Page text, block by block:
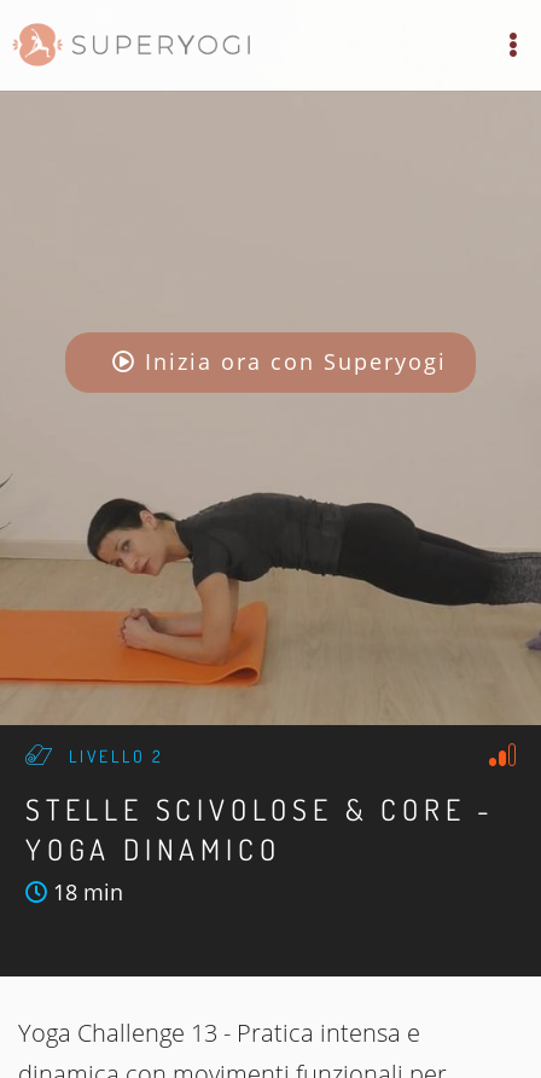
Inizia ora con Superyogi
LIVELLO 2
STELLE SCIVOLOSE & CORE -
YOGA DINAMICO
18 min
Yoga Challenge 13 - Pratica intensa e